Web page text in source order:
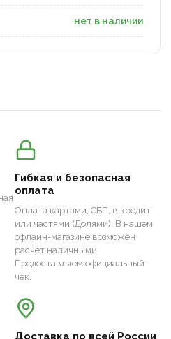
нет в наличии
Гибкая и безопасная
оплата
Оплата картами, СБП, в кредит
или частями (Долями). В нашем
офлайн-магазине возможен
расчет наличными.
Предоставляем официальный
чек.
Доставка по всей России